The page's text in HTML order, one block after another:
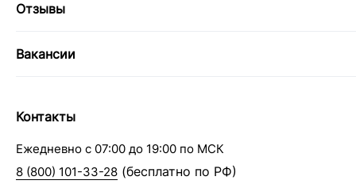
Отзывы
Вакансии
Контакты
Ежедневно с 07:00 до 19:00 по МСК
8 (800) 101-33-28 (бесплатно по РФ)